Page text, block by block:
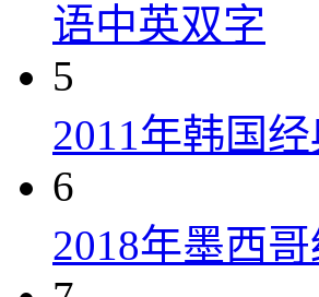
语中英双字
5
2011年韩国
6
2018年墨西